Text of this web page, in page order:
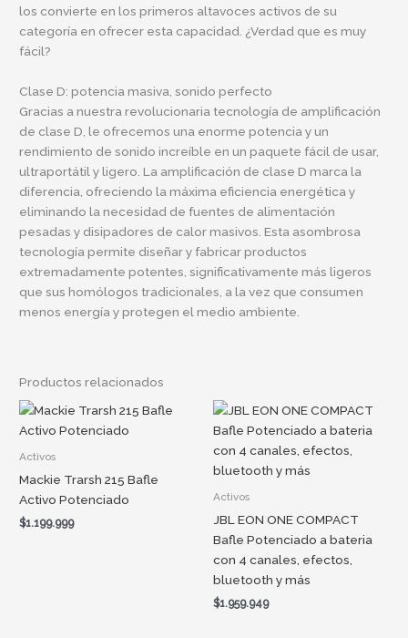
los convierte en los primeros altavoces activos de su
categoría en ofrecer esta capacidad. ¿Verdad que es muy
fácil?
Clase D: potencia masiva, sonido perfecto
Gracias a nuestra revolucionaria tecnología de amplificación
de clase D, le ofrecemos una enorme potencia y un
rendimiento de sonido increíble en un paquete fácil de usar,
ultraportátil y ligero. La amplificación de clase D marca la
diferencia, ofreciendo la máxima eficiencia energética y
eliminando la necesidad de fuentes de alimentación
pesadas y disipadores de calor masivos. Esta asombrosa
tecnología permite diseñar y fabricar productos
extremadamente potentes, significativamente más ligeros
que sus homólogos tradicionales, a la vez que consumen
menos energía y protegen el medio ambiente.
Productos relacionados
Activos
Mackie Trarsh 215 Bafle
Activo Potenciado
$1.199.999
Activos
JBL EON ONE COMPACT
Bafle Potenciado a bateria
con 4 canales, efectos,
bluetooth y más
$1.959.949